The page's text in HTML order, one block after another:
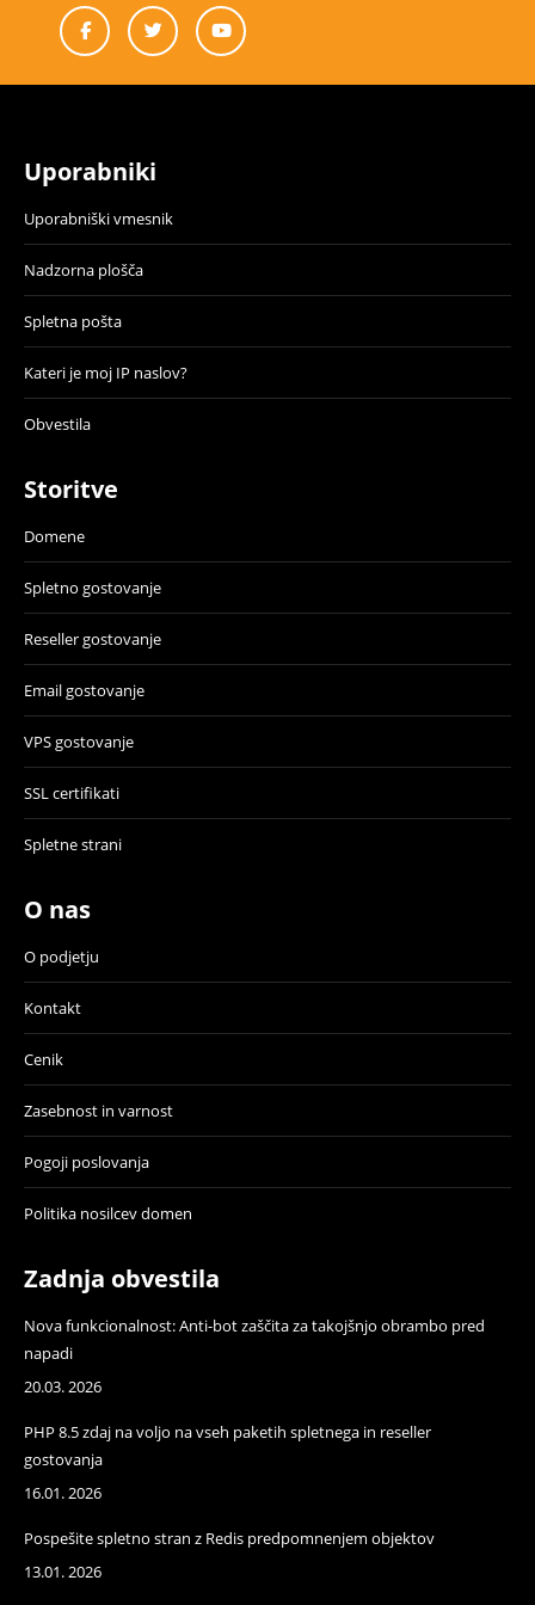
Uporabniki
Uporabniški vmesnik
Nadzorna plošča
Spletna pošta
Kateri je moj IP naslov?
Obvestila
Storitve
Domene
Spletno gostovanje
Reseller gostovanje
Email gostovanje
VPS gostovanje
SSL certifikati
Spletne strani
O nas
O podjetju
Kontakt
Cenik
Zasebnost in varnost
Pogoji poslovanja
Politika nosilcev domen
Zadnja obvestila
Nova funkcionalnost: Anti-bot zaščita za takojšnjo obrambo pred
napadi
20.03. 2026
PHP 8.5 zdaj na voljo na vseh paketih spletnega in reseller
gostovanja
16.01. 2026
Pospešite spletno stran z Redis predpomnenjem objektov
13.01. 2026